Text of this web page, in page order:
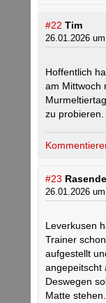
#22 Tim
26.01.2026
Hoffentlich
am Mittwoch
zu probieren.
#23
26.01.2026
Leverkusen
Trainer
aufgestellt
angepeitscht
Deswegen
Matte stehen.